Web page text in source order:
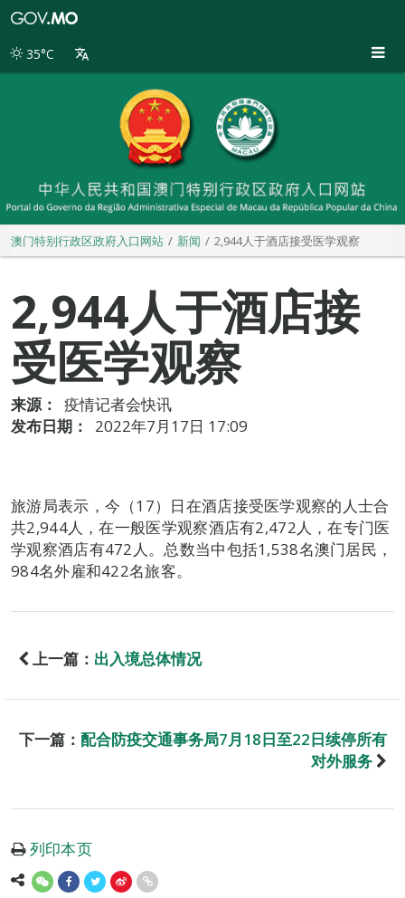
别
35°C
澳门特别行政区政府入口网站 新闻 2,944人于酒店接受医学观察
2,944人于酒店接
受医学观察
来源：
疫情记者会快讯
发布日期：
2022年7月17日 17:09
旅游局表示，今（17）日在酒店接受医学观察的人士合
共2,944人，在一般医学观察酒店有2,472人，在专门医
学观察酒店有472人。总数当中包括1,538名澳门居民，
984名外雇和422名旅客。
上一篇： 出入境总体情况
下一篇： 配合防疫交通事务局7月18日至22日续停所有
对外服务
列印本页